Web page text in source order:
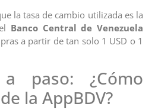
la tasa de cambio utilizada es la
Banco Central de Venezuela
a partir de tan solo 1 USD o 1
paso: ¿Cómo
la AppBDV?